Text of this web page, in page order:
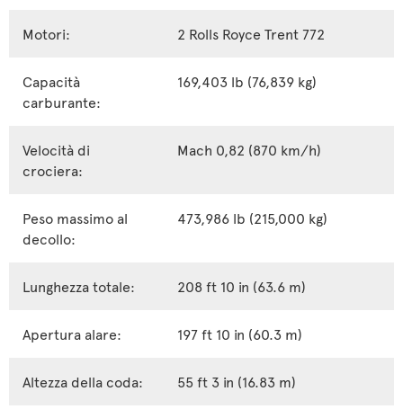
Motori: 2 Rolls Royce Trent 772
Capacità
carburante:
169,403 lb (76,839 kg)
Velocità di
crociera:
Mach 0,82 (870 km/h)
Peso massimo al
decollo:
473,986 lb (215,000 kg)
Lunghezza totale: 208 ft 10 in (63.6 m)
Apertura alare: 197 ft 10 in (60.3 m)
Altezza della coda: 55 ft 3 in (16.83 m)